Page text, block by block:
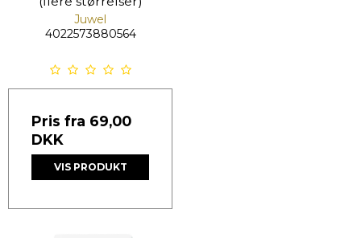
Juwel
4022573880564
Pris fra 69,00
DKK
VIS PRODUKT